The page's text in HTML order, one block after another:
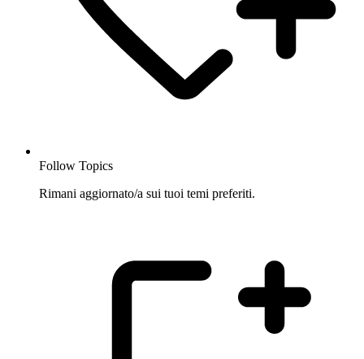
Follow Topics
Rimani aggiornato/a sui tuoi temi preferiti.